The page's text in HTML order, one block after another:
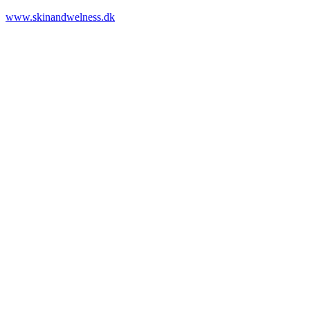
www.skinandwelness.dk